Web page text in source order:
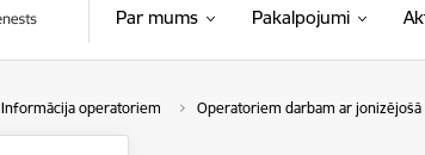
Par mums Pakalpojumi
Informācija operatoriem Operatoriem darbam ar